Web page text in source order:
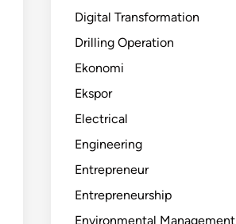
Digital Transformation
Drilling Operation
Ekonomi
Ekspor
Electrical
Engineering
Entrepreneur
Entrepreneurship
Environmental Management